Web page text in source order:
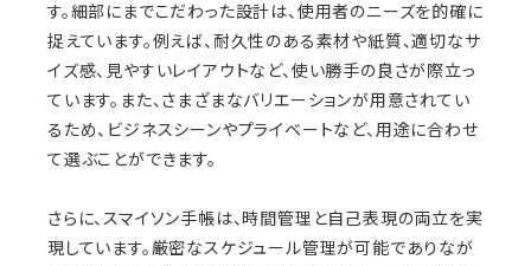
す。細部にまでこだわった設計は、使用者のニーズを的確に
捉えています。例えば、耐久性のある素材や紙質、適切なサ
イズ感、見やすいレイアウトなど、使い勝手の良さが際立っ
ています。また、さまざまなバリエーションが用意されてい
るため、ビジネスシーンやプライベートなど、用途に合わせ
て選ぶことができます。
さらに、スマイソン手帳は、時間管理と自己表現の両立を実
現しています。厳密なスケジュール管理が可能でありなが